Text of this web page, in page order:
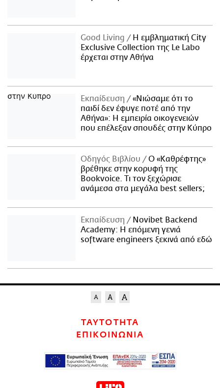
Good Living
Η εμβληματική City
Exclusive Collection της Le Labo
έρχεται στην Αθήνα
Εκπαίδευση
«Νιώσαμε ότι το
παιδί δεν έφυγε ποτέ από την
Αθήνα»: Η εμπειρία οικογενειών
που επέλεξαν σπουδές στην Κύπρο
Οδηγός Βιβλίου
Ο «Καθρέφτης»
βρέθηκε στην κορυφή της
Bookvoice. Τι τον ξεχώρισε
ανάμεσα στα μεγάλα best sellers;
Εκπαίδευση
Novibet Backend
Academy: Η επόμενη γενιά
software engineers ξεκινά από εδώ
ΤΑΥΤΟΤΗΤΑ
ΕΠΙΚΟΙΝΩΝΙΑ